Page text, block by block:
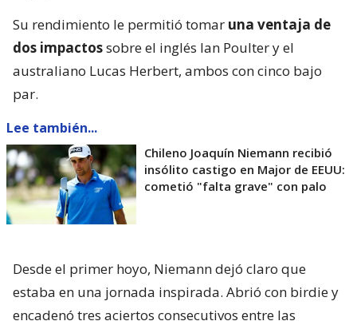
Su rendimiento le permitió tomar una ventaja de
dos impactossobre el inglés Ian Poulter y el
australiano Lucas Herbert, ambos con cinco bajo
par.
Lee también...
Chileno Joaquín Niemann recibió
insólito castigo en Major de EEUU:
cometió "falta grave" con palo
Desde el primer hoyo, Niemann dejó claro que
estaba en una jornada inspirada. Abrió con birdie y
encadenó tres aciertos consecutivos entre las